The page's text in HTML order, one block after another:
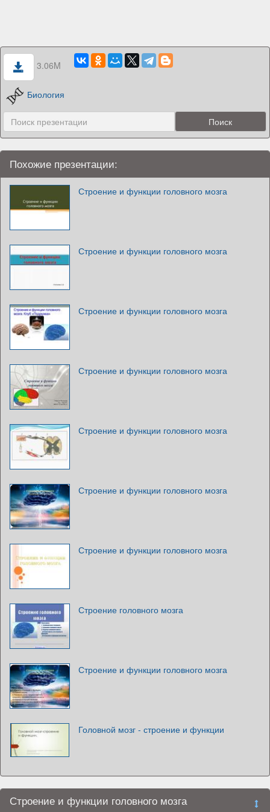
3.06M
Биология
Похожие презентации:
Строение и функции головного мозга
Строение и функции головного мозга
Строение и функции головного мозга
Строение и функции головного мозга
Строение и функции головного мозга
Строение и функции головного мозга
Строение и функции головного мозга
Строение головного мозга
Строение и функции головного мозга
Головной мозг - строение и функции
Строение и функции головного мозга